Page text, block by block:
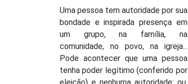
Uma pessoa tem autoridade por sua
bondade e inspirada presença em
um grupo, na família, na
comunidade, no povo, na igreja...
Pode acontecer que uma pessoa
tenha poder legítimo (conferido por